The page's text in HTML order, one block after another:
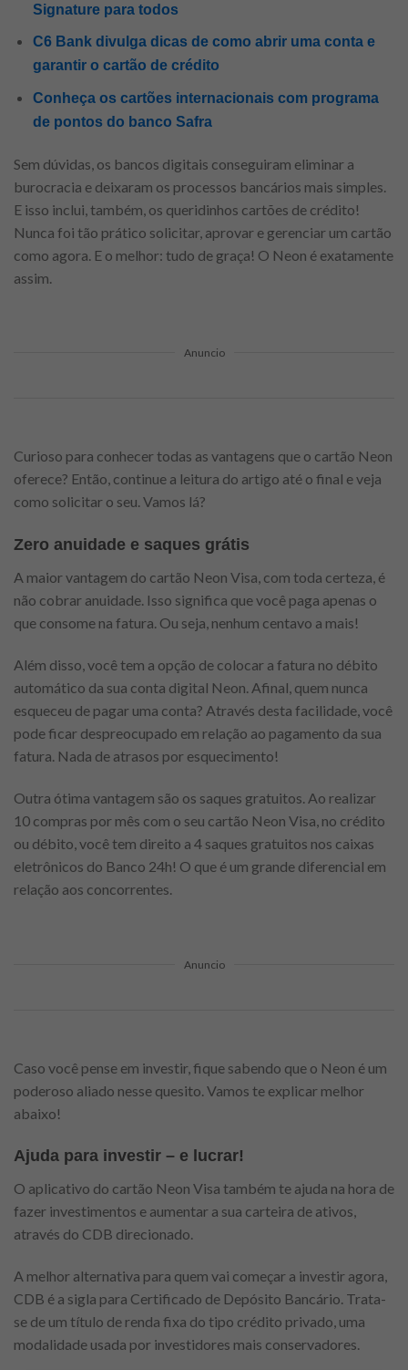
Signature para todos
C6 Bank divulga dicas de como abrir uma conta e
garantir o cartão de crédito
Conheça os cartões internacionais com programa
de pontos do banco Safra
Sem dúvidas, os bancos digitais conseguiram eliminar a
burocracia e deixaram os processos bancários mais simples.
E isso inclui, também, os queridinhos cartões de crédito!
Nunca foi tão prático solicitar, aprovar e gerenciar um cartão
como agora. E o melhor: tudo de graça! O Neon é exatamente
assim.
Anuncio
Curioso para conhecer todas as vantagens que o cartão Neon
oferece? Então, continue a leitura do artigo até o final e veja
como solicitar o seu. Vamos lá?
Zero anuidade e saques grátis
A maior vantagem do cartão Neon Visa, com toda certeza, é
não cobrar anuidade. Isso significa que você paga apenas o
que consome na fatura. Ou seja, nenhum centavo a mais!
Além disso, você tem a opção de colocar a fatura no débito
automático da sua conta digital Neon. Afinal, quem nunca
esqueceu de pagar uma conta? Através desta facilidade, você
pode ficar despreocupado em relação ao pagamento da sua
fatura. Nada de atrasos por esquecimento!
Outra ótima vantagem são os saques gratuitos. Ao realizar
10 compras por mês com o seu cartão Neon Visa, no crédito
ou débito, você tem direito a 4 saques gratuitos nos caixas
eletrônicos do Banco 24h! O que é um grande diferencial em
relação aos concorrentes.
Anuncio
Caso você pense em investir, fique sabendo que o Neon é um
poderoso aliado nesse quesito. Vamos te explicar melhor
abaixo!
Ajuda para investir – e lucrar!
O aplicativo do cartão Neon Visa também te ajuda na hora de
fazer investimentos e aumentar a sua carteira de ativos,
através do CDB direcionado.
A melhor alternativa para quem vai começar a investir agora,
CDB é a sigla para Certificado de Depósito Bancário. Trata-
se de um título de renda fixa do tipo crédito privado, uma
modalidade usada por investidores mais conservadores.